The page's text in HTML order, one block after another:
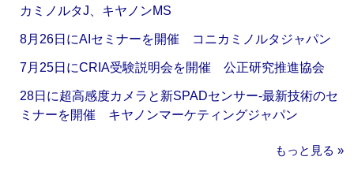
カミノルタJ、キヤノンMS
8月26日にAIセミナーを開催 コニカミノルタジャパン
7月25日にCRIA受験説明会を開催 公正研究推進協会
28日に超高感度カメラと新SPADセンサー‐最新技術のセ
ミナーを開催 キヤノンマーケティングジャパン
もっと見る »